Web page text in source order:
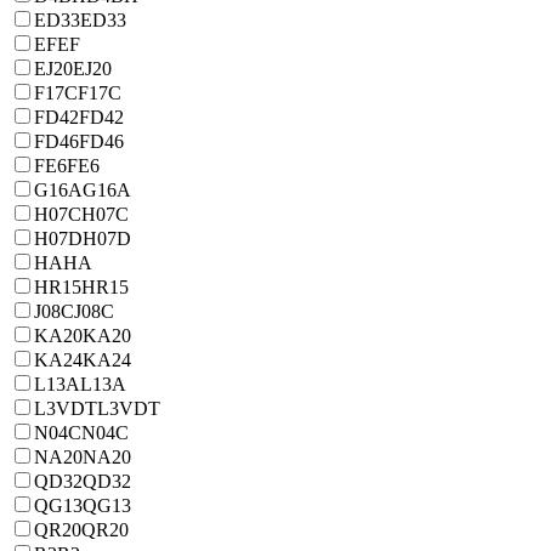
ED33ED33
EFEF
EJ20EJ20
F17CF17C
FD42FD42
FD46FD46
FE6FE6
G16AG16A
H07CH07C
H07DH07D
HAHA
HR15HR15
J08CJ08C
KA20KA20
KA24KA24
L13AL13A
L3VDTL3VDT
N04CN04C
NA20NA20
QD32QD32
QG13QG13
QR20QR20